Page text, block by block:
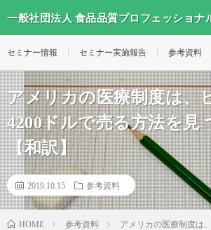
一般社団法人 食品品質プロフェッショナ
セミナー情報 セミナー実施報告 参考資料
アメリカの医療制度は、
4200ドルで売る方法を見
【和訳】
2019.10.15 参考資料
HOME 参考資料 アメリカの医療制度は